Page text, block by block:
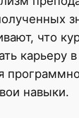
что
карьеру
навыки.